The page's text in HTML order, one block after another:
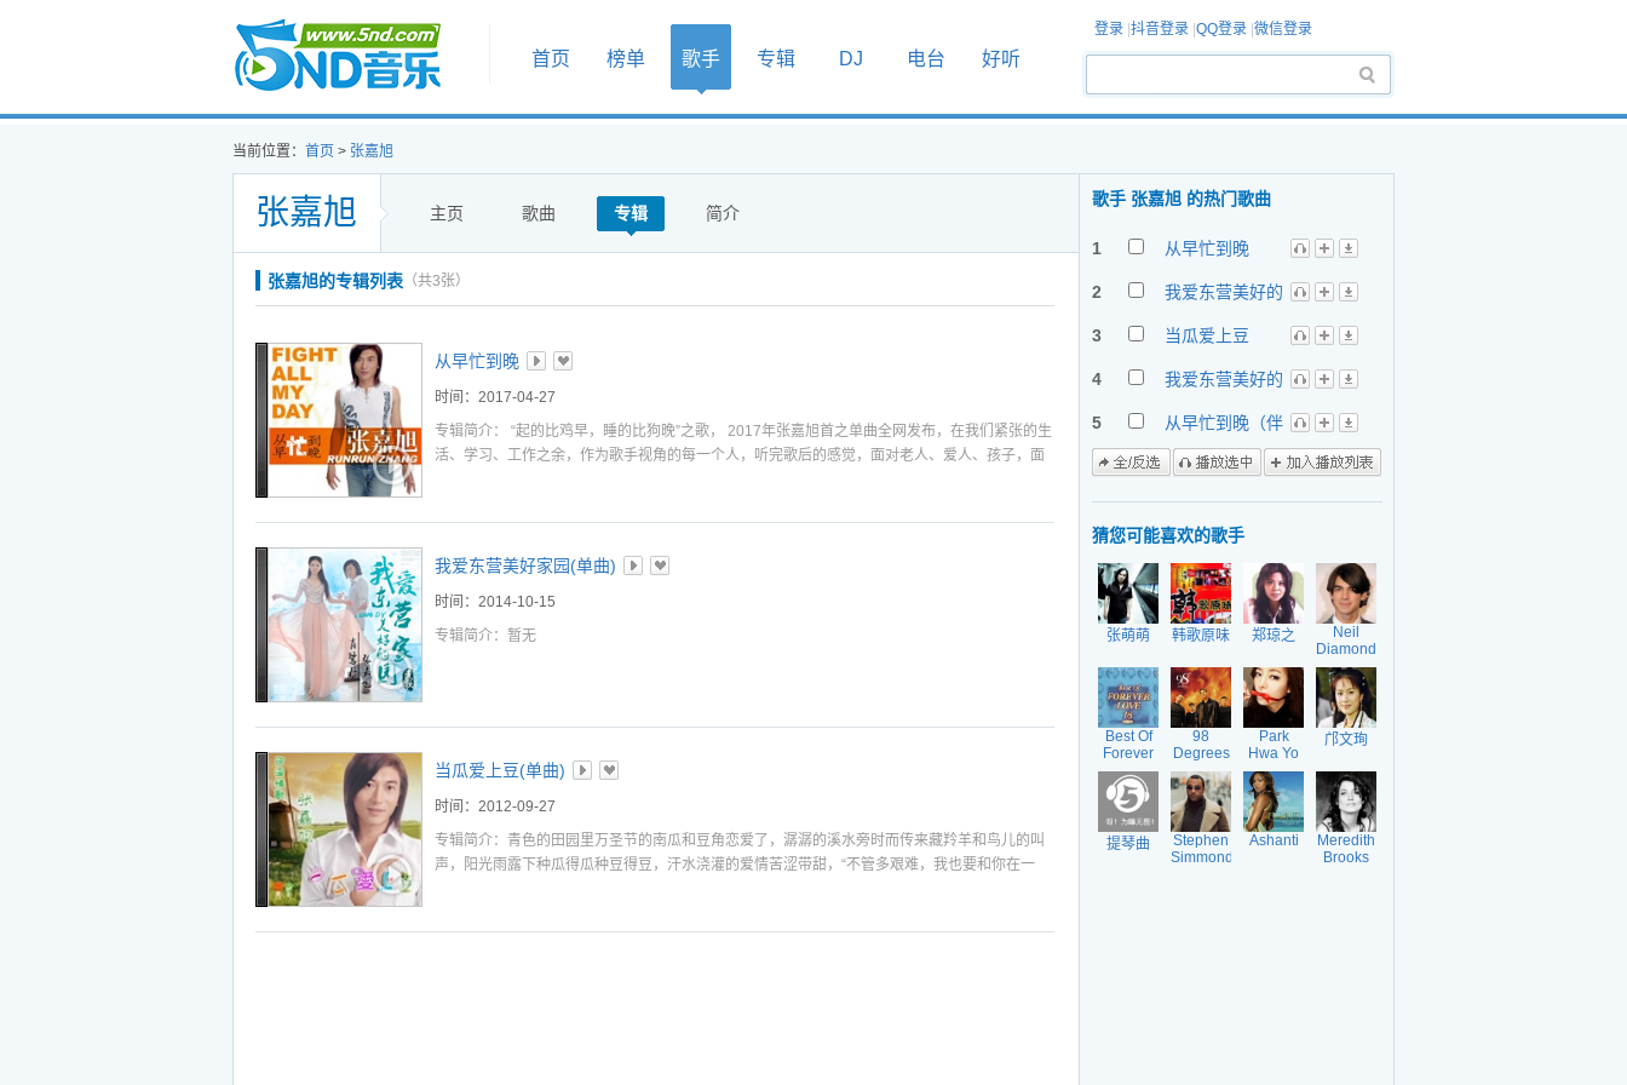
首页
首页 榜单 歌手 专辑 DJ 电台 好听
登录 抖音登录 QQ登录 微信登录
当前位置： 首页 > 张嘉旭
张嘉旭 主页 歌曲 专辑 简介
张嘉旭的专辑列表 （共3张）
从早忙到晚
时间：2017-04-27
专辑简介： “起的比鸡早，睡的比狗晚”之歌， 2017年张嘉旭首之单曲全网发布，在我们紧张的生
活、学习、工作之余，作为歌手视角的每一个人，听完歌后的感觉，面对老人、爱人、孩子，面
我爱东营美好家园(单曲)
时间：2014-10-15
专辑简介：暂无
当瓜爱上豆(单曲)
时间：2012-09-27
专辑简介：青色的田园里万圣节的南瓜和豆角恋爱了，潺潺的溪水旁时而传来藏羚羊和鸟儿的叫
声，阳光雨露下种瓜得瓜种豆得豆，汗水浇灌的爱情苦涩带甜，“不管多艰难，我也要和你在一
歌手 张嘉旭 的热门歌曲
1 从早忙到晚
2
我爱东营美好的
肖鹭丹
3 当瓜爱上豆
4
我爱东营美好的
张嘉旭&肖鹭丹
5
从早忙到晚（伴
猜您可能喜欢的歌手
张萌萌 韩歌原味 郑琼之
Neil
Diamond
Best Of
Forever
Love 18
98
Degrees
Park
Hwa Yo
Bi
邝文珣
提琴曲
Stephen
Simmonds
Ashanti
Meredith
Brooks